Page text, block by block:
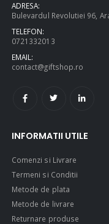
ADRESA:
Bulevardul Revolutiei 96,
TELEFON:
0721332013
EMAIL:
contact@giftshop.ro
INFORMATII UTILE
Comenzi si Livrare
Termeni si Conditii
Metode de plata
Metode de livrare
Returnare produse